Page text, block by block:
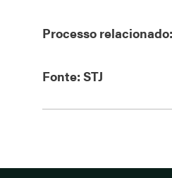
Processo relacionado:
Fonte: STJ